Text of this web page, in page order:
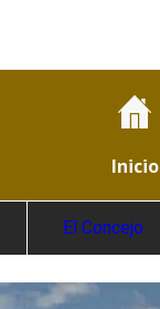
Inicio
El Concejo